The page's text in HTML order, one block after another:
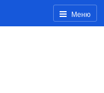
Меню